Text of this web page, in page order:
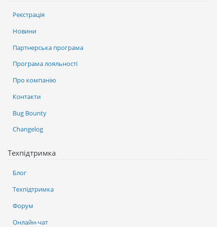
Реєстрація
Новини
Партнерська програма
Програма лояльності
Про компанію
Контакти
Bug Bounty
Changelog
Техпідтримка
Блог
Техпідтримка
Форум
Онлайн-чат